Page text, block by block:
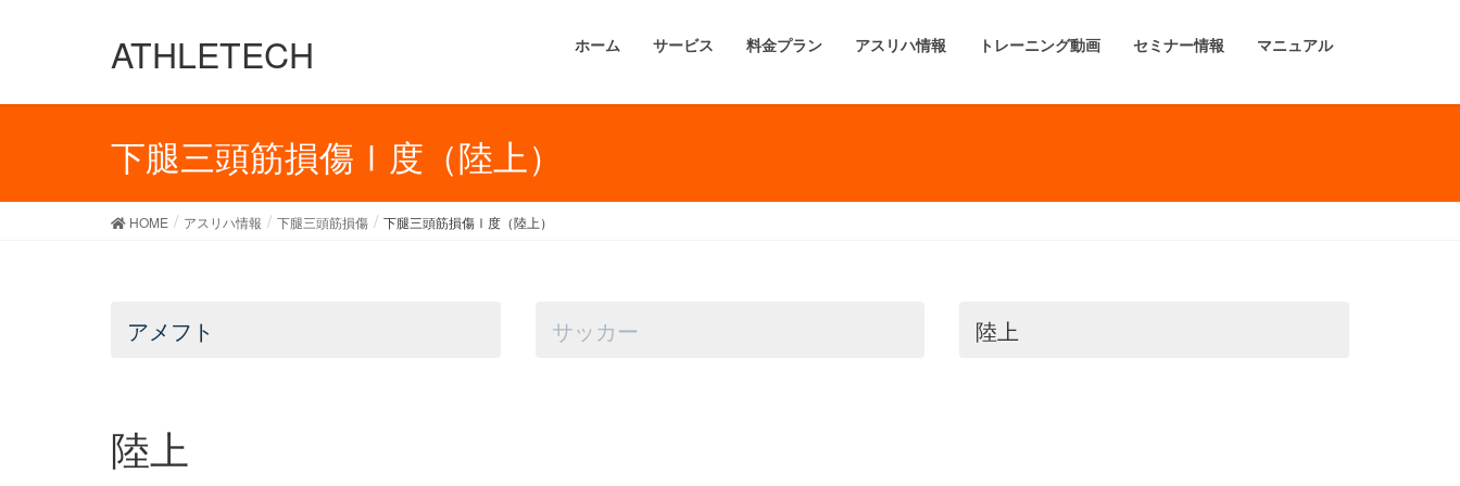
ATHLETECH ホーム サービス 料金プラン アスリハ情報 トレーニング動画 セミナー情報 マニュアル
下腿三頭筋損傷Ⅰ度（陸上）
HOME アスリハ情報 下腿三頭筋損傷 下腿三頭筋損傷Ⅰ度（陸上）
アメフト サッカー 陸上
陸上